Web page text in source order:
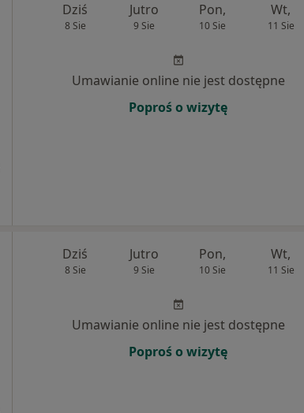
Dziś
8 Sie
Jutro
9 Sie
Pon,
10 Sie
Wt,
11 Sie
Umawianie online nie jest dostępne
Poproś o wizytę
Dziś
8 Sie
Jutro
9 Sie
Pon,
10 Sie
Wt,
11 Sie
Umawianie online nie jest dostępne
Poproś o wizytę